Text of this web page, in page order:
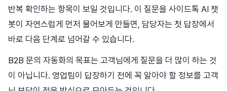
반복 확인하는 항목이 보일 것입니다. 이 질문을 사이드톡 AI 챗
봇이 자연스럽게 먼저 물어보게 만들면, 담당자는 첫 답장에서
바로 다음 단계로 넘어갈 수 있습니다.
B2B 문의 자동화의 목표는 고객님에게 질문을 더 많이 하는 것
이 아닙니다. 영업팀이 답장하기 전에 꼭 알아야 할 정보를 고객